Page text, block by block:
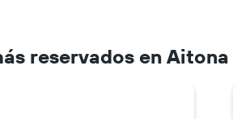
reservados en Aitona